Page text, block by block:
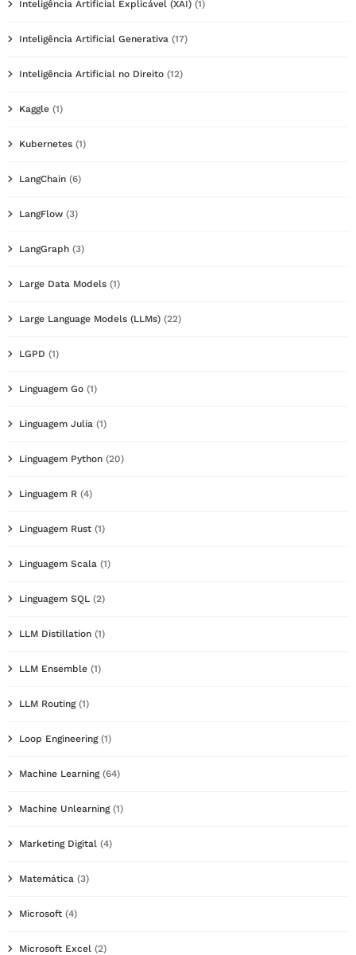
Inteligência Artificial Explicável (XAI) (1)
Inteligência Artificial Generativa (17)
Inteligência Artificial no Direito (12)
Kaggle (1)
Kubernetes (1)
LangChain (6)
LangFlow (3)
LangGraph (3)
Large Data Models (1)
Large Language Models (LLMs) (22)
LGPD (1)
Linguagem Go (1)
Linguagem Julia (1)
Linguagem Python (20)
Linguagem R (4)
Linguagem Rust (1)
Linguagem Scala (1)
Linguagem SQL (2)
LLM Distillation (1)
LLM Ensemble (1)
LLM Routing(1)
Loop Engineering(1)
Machine Learning(64)
Machine Unlearning(1)
Marketing Digital (4)
Matemática (3)
Microsoft (4)
Microsoft Excel (2)